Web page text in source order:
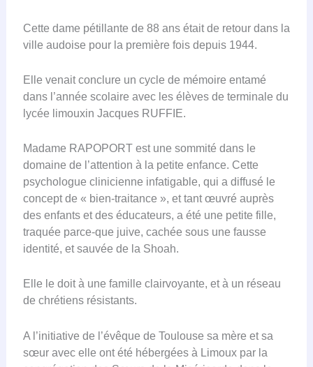
Cette dame pétillante de 88 ans était de retour dans la
ville audoise pour la première fois depuis 1944.
Elle venait conclure un cycle de mémoire entamé
dans l’année scolaire avec les élèves de terminale du
lycée limouxin Jacques RUFFIE.
Madame RAPOPORT est une sommité dans le
domaine de l’attention à la petite enfance. Cette
psychologue clinicienne infatigable, qui a diffusé le
concept de « bien-traitance », et tant œuvré auprès
des enfants et des éducateurs, a été une petite fille,
traquée parce-que juive, cachée sous une fausse
identité, et sauvée de la Shoah.
Elle le doit à une famille clairvoyante, et à un réseau
de chrétiens résistants.
A l’initiative de l’évêque de Toulouse sa mère et sa
sœur avec elle ont été hébergées à Limoux par la